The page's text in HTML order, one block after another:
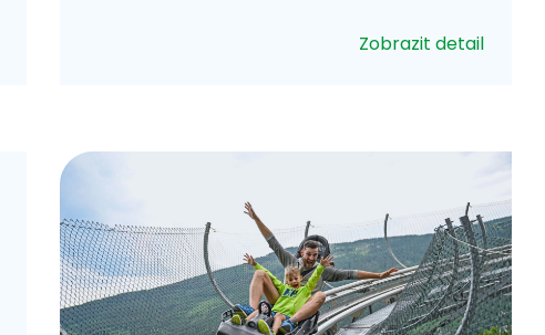
Zobrazit detail